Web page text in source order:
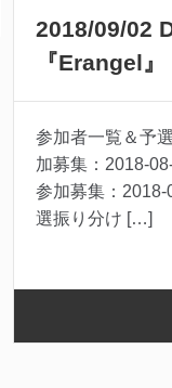
2018/09/02
『Erangel』
参加者一覧＆予
加募集：2018-
参加募集：2018-
選振り分け […]